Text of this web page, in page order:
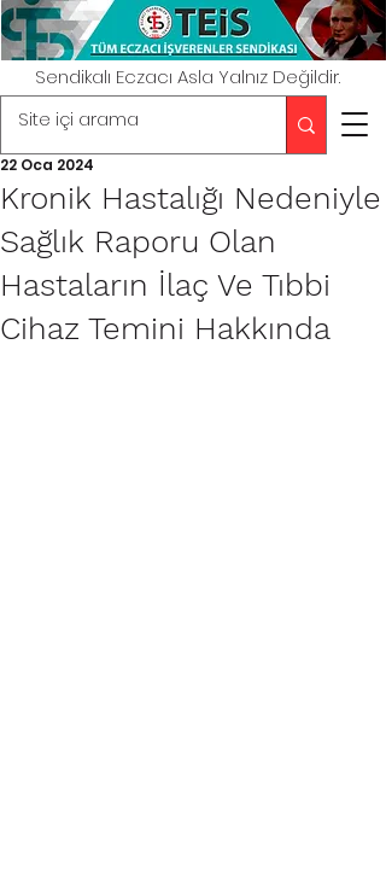
Sendikalı Eczacı Asla Yalnız Değildir.
Kronik Hastalığı Nedeniyle
Sağlık Raporu Olan
Hastaların İlaç Ve Tıbbi
Cihaz Temini Hakkında
22 Oca 2024